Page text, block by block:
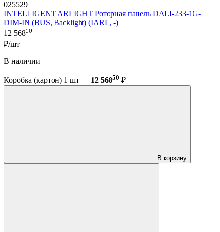
025529
INTELLIGENT ARLIGHT Роторная панель DALI-233-1G-
DIM-IN (BUS, Backlight) (IARL, -)
12 56850
₽/шт
В наличии
Коробка (картон) 1 шт — 12 56850 ₽
В корзину